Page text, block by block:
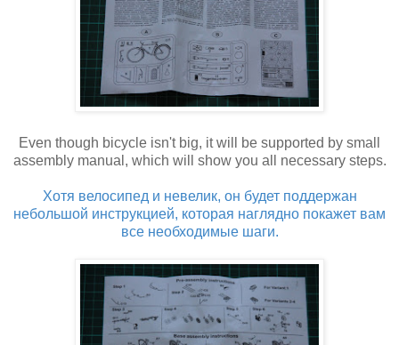
Even though bicycle isn't big, it will be supported by small
assembly manual, which will show you all necessary steps.
Хотя велосипед и невелик, он будет поддержан
небольшой инструкцией, которая наглядно покажет вам
все необходимые шаги.